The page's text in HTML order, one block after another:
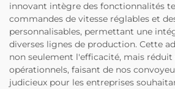
innovant intègre des fonctionnalités
commandes de vitesse réglables et
personnalisables, permettant une
diverses lignes de production. Cette
non seulement l'efficacité, mais
opérationnels, faisant de nos
judicieux pour les entreprises